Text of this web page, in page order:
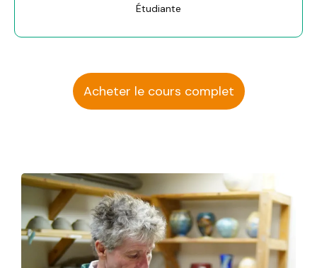
Étudiante
Acheter le cours complet